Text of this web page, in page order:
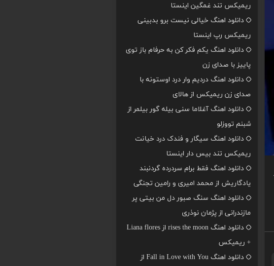
ریمیکس تند غمگین اینستا
دانلود اهنگ خیالی نیست برو بدبینی
ریمیکس رپ اینستا
دانلود اهنگ یکم فکر کن به حرفام باز توی
پاییز با صدای زن
دانلود اهنگ دردیم وار درد اوستونه با
صدای زن ریمیکس از هالای
دانلود اهنگ آغلاما سنی بیله گور بیلمر از
شبنم تووزلو
دانلود اهنگ سیگار و فندک درد خیانت
ریمیکس تند بیس دار اینستا
دانلود اهنگ فقط برام سردرده گردنبند
یادگاریش از محمد امیری و رامین تجنگی
دانلود اهنگ سنگ صبور دل من بیتی پر
مازندرانی از پژمان نوذری
دانلود اهنگ rises the moon از Liana flores
+ ریمیکس
دانلود اهنگ Fall in Love with You از